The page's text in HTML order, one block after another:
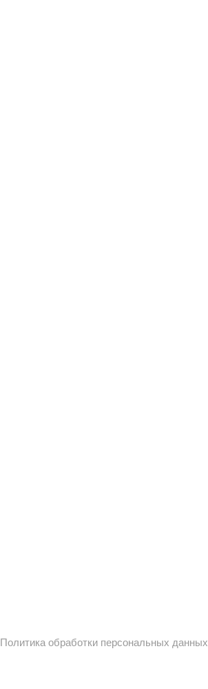
Политика обработки персональных данных